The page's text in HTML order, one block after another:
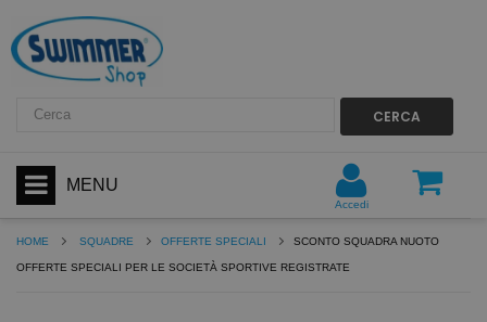
CERCA
MENU
Accedi
HOME SQUADRE OFFERTE SPECIALI SCONTO SQUADRA NUOTO
OFFERTE SPECIALI PER LE SOCIETÀ SPORTIVE REGISTRATE